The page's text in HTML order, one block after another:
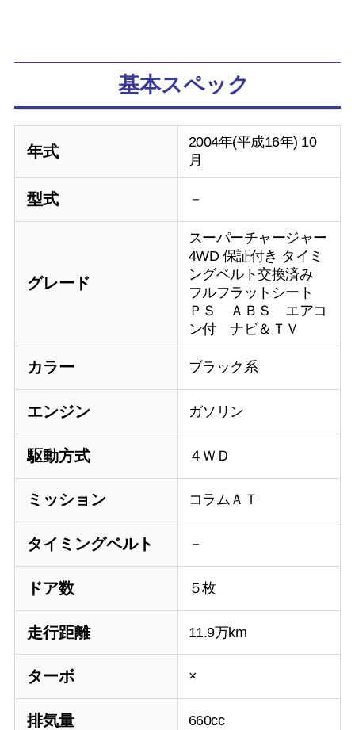
基本スペック
年式
2004年(平成16年) 10
月
型式 －
グレード
スーパーチャージャー
4WD 保証付き タイミ
ングベルト交換済み
フルフラットシート
ＰＳ ＡＢＳ エアコ
ン付 ナビ＆ＴＶ
カラー ブラック系
エンジン ガソリン
駆動方式 ４ＷＤ
ミッション コラムＡＴ
タイミングベルト －
ドア数 ５枚
走行距離 11.9万km
ターボ ×
排気量 660cc